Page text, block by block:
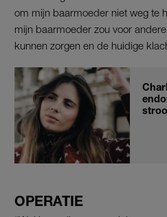
om mijn baarmoeder niet weg te
mijn baarmoeder zou voor
kunnen zorgen en de huidige
OPERATIE